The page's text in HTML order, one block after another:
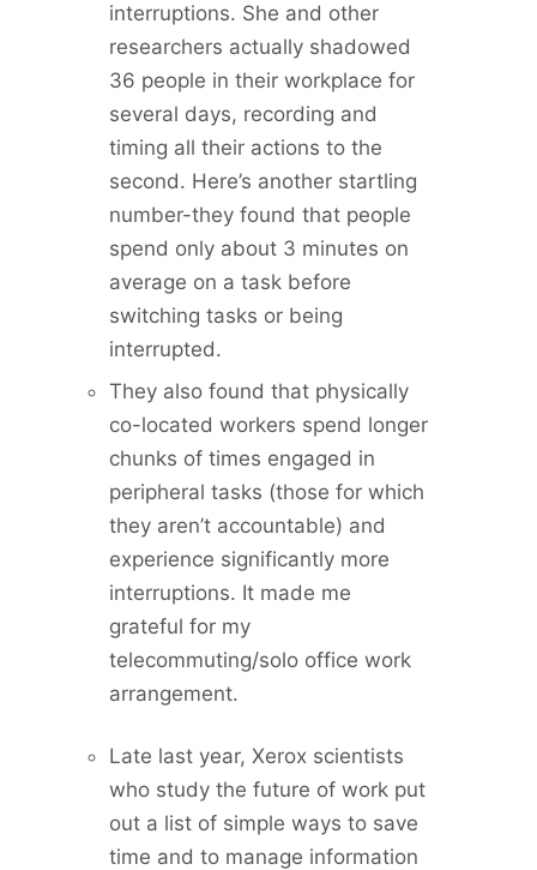
interruptions. She and other
researchers actually shadowed
36 people in their workplace for
several days, recording and
timing all their actions to the
second. Here’s another startling
number-they found that people
spend only about 3 minutes on
average on a task before
switching tasks or being
interrupted.
They also found that physically
co-located workers spend longer
chunks of times engaged in
peripheral tasks (those for which
they aren’t accountable) and
experience significantly more
interruptions. It made me
grateful for my
telecommuting/solo office work
arrangement.
Late last year, Xerox scientists
who study the future of work put
out a list of simple ways to save
time and to manage information